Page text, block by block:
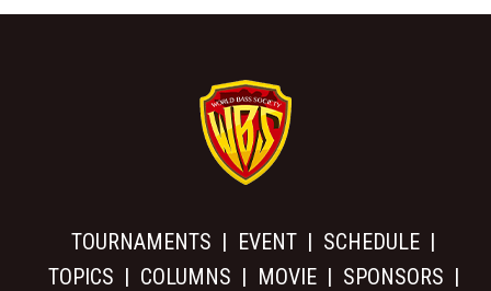
TOURNAMENTS EVENT
SCHEDULE
TOPICS
COLUMNS MOVIE
SPONSORS